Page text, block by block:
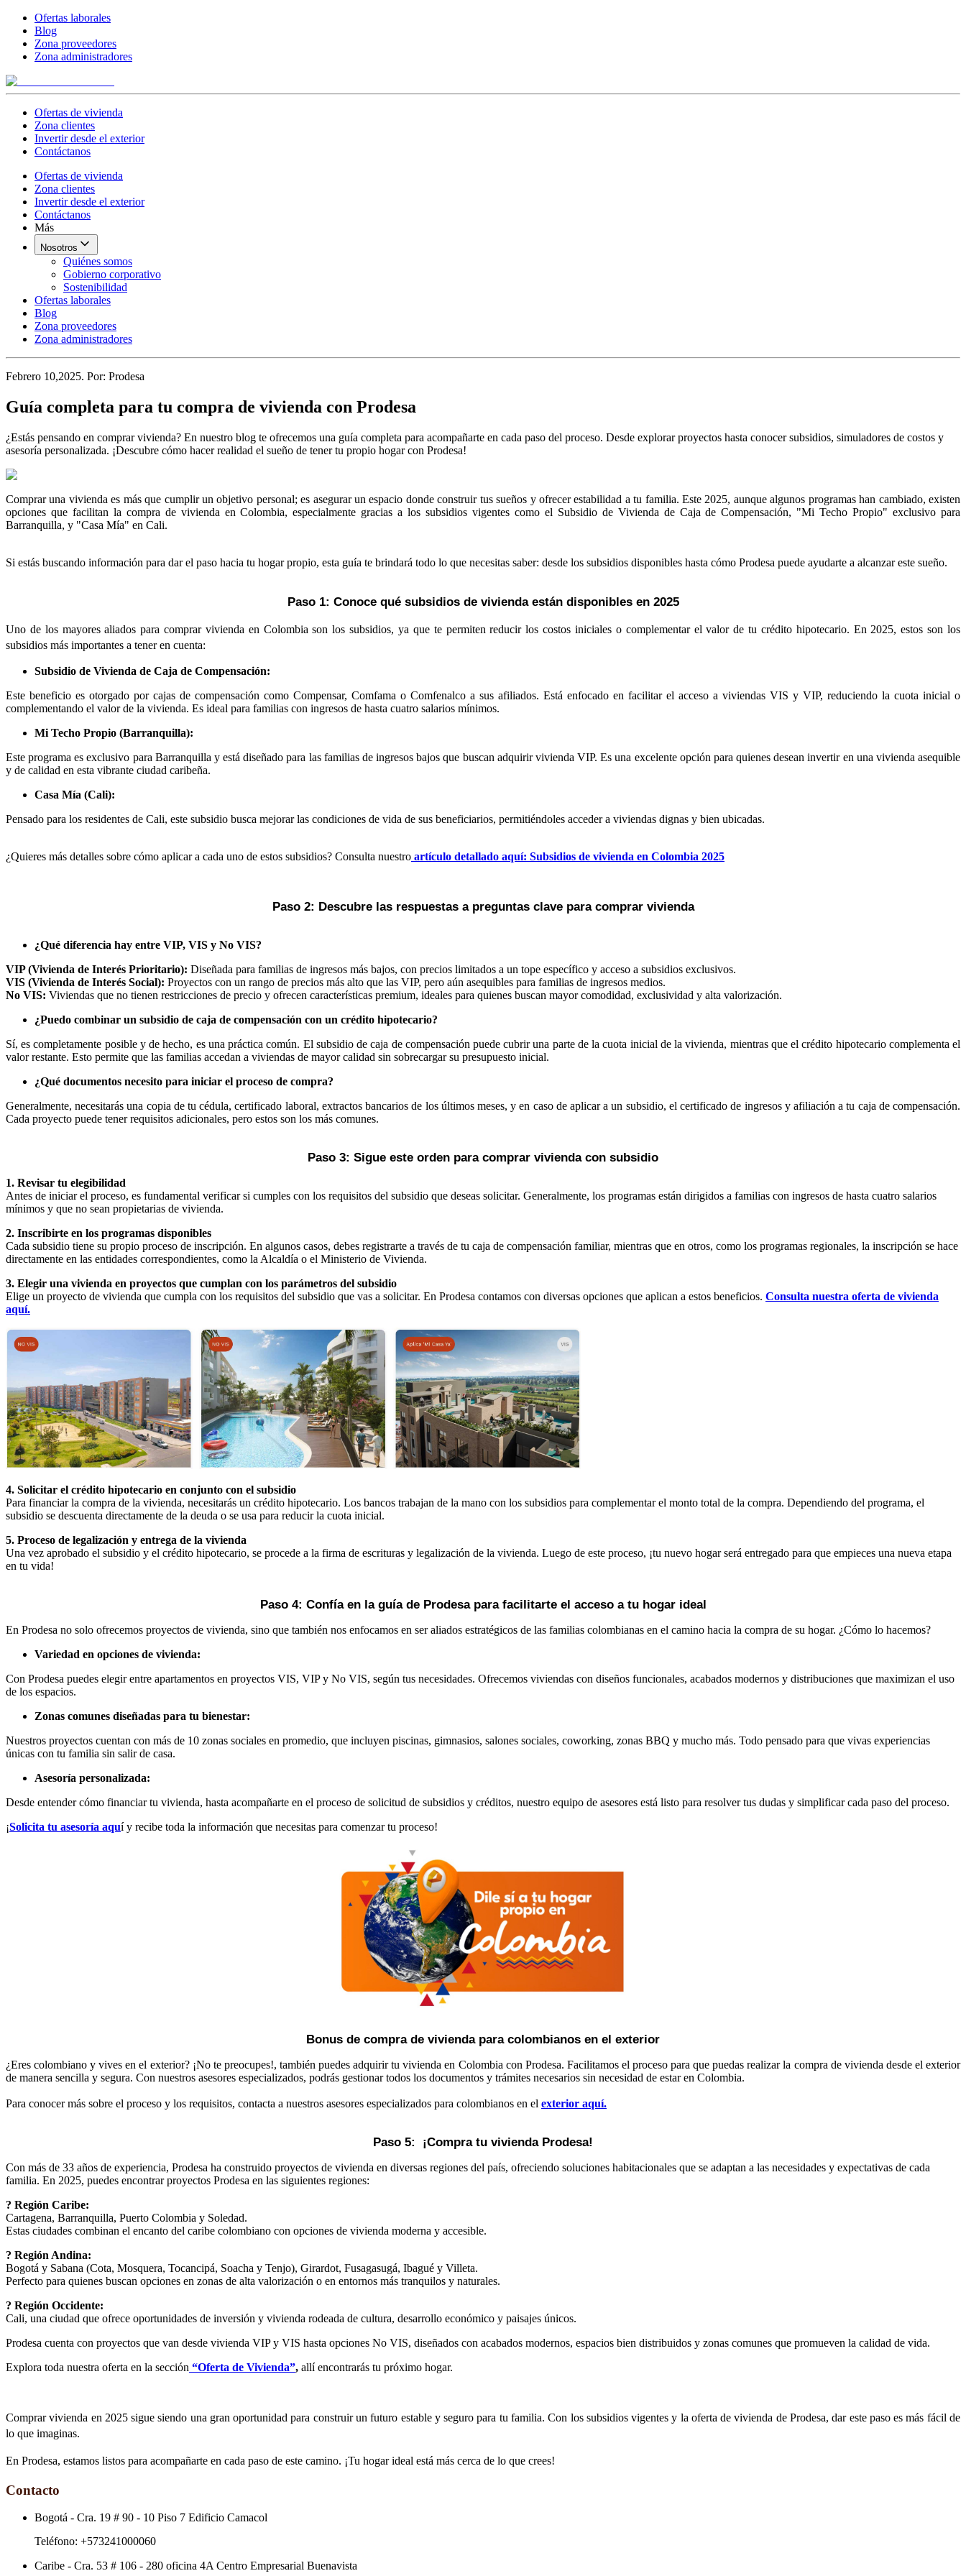
Ofertas laborales
Blog
Zona proveedores
Zona administradores
Ofertas de vivienda
Zona clientes
Invertir desde el exterior
Contáctanos
Ofertas de vivienda
Zona clientes
Invertir desde el exterior
Contáctanos
Más
Nosotros
Quiénes somos
Gobierno corporativo
Sostenibilidad
Ofertas laborales
Blog
Zona proveedores
Zona administradores
Febrero 10,2025. Por: Prodesa
Guía completa para tu compra de vivienda con Prodesa
¿Estás pensando en comprar vivienda? En nuestro blog te ofrecemos una guía completa para acompañarte en cada paso del proceso. Desde explorar proyectos hasta conocer subsidios, simuladores de costos y
asesoría personalizada. ¡Descubre cómo hacer realidad el sueño de tener tu propio hogar con Prodesa!
Comprar una vivienda es más que cumplir un objetivo personal; es asegurar un espacio donde construir tus sueños y ofrecer estabilidad a tu familia. Este 2025, aunque algunos programas han cambiado, existen
opciones que facilitan la compra de vivienda en Colombia, especialmente gracias a los subsidios vigentes como el Subsidio de Vivienda de Caja de Compensación, "Mi Techo Propio" exclusivo para
Barranquilla, y "Casa Mía" en Cali.
Si estás buscando información para dar el paso hacia tu hogar propio, esta guía te brindará todo lo que necesitas saber: desde los subsidios disponibles hasta cómo Prodesa puede ayudarte a alcanzar este sueño.
Paso 1: Conoce qué subsidios de vivienda están disponibles en 2025
Uno de los mayores aliados para comprar vivienda en Colombia son los subsidios, ya que te permiten reducir los costos iniciales o complementar el valor de tu crédito hipotecario. En 2025, estos son los
subsidios más importantes a tener en cuenta:
Subsidio de Vivienda de Caja de Compensación:
Este beneficio es otorgado por cajas de compensación como Compensar, Comfama o Comfenalco a sus afiliados. Está enfocado en facilitar el acceso a viviendas VIS y VIP, reduciendo la cuota inicial o
complementando el valor de la vivienda. Es ideal para familias con ingresos de hasta cuatro salarios mínimos.
Mi Techo Propio (Barranquilla):
Este programa es exclusivo para Barranquilla y está diseñado para las familias de ingresos bajos que buscan adquirir vivienda VIP. Es una excelente opción para quienes desean invertir en una vivienda asequible
y de calidad en esta vibrante ciudad caribeña.
Casa Mía (Cali):
Pensado para los residentes de Cali, este subsidio busca mejorar las condiciones de vida de sus beneficiarios, permitiéndoles acceder a viviendas dignas y bien ubicadas.
¿Quieres más detalles sobre cómo aplicar a cada uno de estos subsidios? Consulta nuestro artículo detallado aquí: Subsidios de vivienda en Colombia 2025
Paso 2: Descubre las respuestas a preguntas clave para comprar vivienda
¿Qué diferencia hay entre VIP, VIS y No VIS?
VIP (Vivienda de Interés Prioritario): Diseñada para familias de ingresos más bajos, con precios limitados a un tope específico y acceso a subsidios exclusivos.
VIS (Vivienda de Interés Social): Proyectos con un rango de precios más alto que las VIP, pero aún asequibles para familias de ingresos medios.
No VIS: Viviendas que no tienen restricciones de precio y ofrecen características premium, ideales para quienes buscan mayor comodidad, exclusividad y alta valorización.
¿Puedo combinar un subsidio de caja de compensación con un crédito hipotecario?
Sí, es completamente posible y de hecho, es una práctica común. El subsidio de caja de compensación puede cubrir una parte de la cuota inicial de la vivienda, mientras que el crédito hipotecario complementa el
valor restante. Esto permite que las familias accedan a viviendas de mayor calidad sin sobrecargar su presupuesto inicial.
¿Qué documentos necesito para iniciar el proceso de compra?
Generalmente, necesitarás una copia de tu cédula, certificado laboral, extractos bancarios de los últimos meses, y en caso de aplicar a un subsidio, el certificado de ingresos y afiliación a tu caja de compensación.
Cada proyecto puede tener requisitos adicionales, pero estos son los más comunes.
Paso 3: Sigue este orden para comprar vivienda con subsidio
1. Revisar tu elegibilidad
Antes de iniciar el proceso, es fundamental verificar si cumples con los requisitos del subsidio que deseas solicitar. Generalmente, los programas están dirigidos a familias con ingresos de hasta cuatro salarios
mínimos y que no sean propietarias de vivienda.
2. Inscribirte en los programas disponibles
Cada subsidio tiene su propio proceso de inscripción. En algunos casos, debes registrarte a través de tu caja de compensación familiar, mientras que en otros, como los programas regionales, la inscripción se hace
directamente en las entidades correspondientes, como la Alcaldía o el Ministerio de Vivienda.
3. Elegir una vivienda en proyectos que cumplan con los parámetros del subsidio
Elige un proyecto de vivienda que cumpla con los requisitos del subsidio que vas a solicitar. En Prodesa contamos con diversas opciones que aplican a estos beneficios. Consulta nuestra oferta de vivienda
aquí.
4. Solicitar el crédito hipotecario en conjunto con el subsidio
Para financiar la compra de la vivienda, necesitarás un crédito hipotecario. Los bancos trabajan de la mano con los subsidios para complementar el monto total de la compra. Dependiendo del programa, el
subsidio se descuenta directamente de la deuda o se usa para reducir la cuota inicial.
5. Proceso de legalización y entrega de la vivienda
Una vez aprobado el subsidio y el crédito hipotecario, se procede a la firma de escrituras y legalización de la vivienda. Luego de este proceso, ¡tu nuevo hogar será entregado para que empieces una nueva etapa
en tu vida!
Paso 4: Confía en la guía de Prodesa para facilitarte el acceso a tu hogar ideal
En Prodesa no solo ofrecemos proyectos de vivienda, sino que también nos enfocamos en ser aliados estratégicos de las familias colombianas en el camino hacia la compra de su hogar. ¿Cómo lo hacemos?
Variedad en opciones de vivienda:
Con Prodesa puedes elegir entre apartamentos en proyectos VIS, VIP y No VIS, según tus necesidades. Ofrecemos viviendas con diseños funcionales, acabados modernos y distribuciones que maximizan el uso
de los espacios.
Zonas comunes diseñadas para tu bienestar:
Nuestros proyectos cuentan con más de 10 zonas sociales en promedio, que incluyen piscinas, gimnasios, salones sociales, coworking, zonas BBQ y mucho más. Todo pensado para que vivas experiencias
únicas con tu familia sin salir de casa.
Asesoría personalizada:
Desde entender cómo financiar tu vivienda, hasta acompañarte en el proceso de solicitud de subsidios y créditos, nuestro equipo de asesores está listo para resolver tus dudas y simplificar cada paso del proceso.
¡Solicita tu asesoría aquí y recibe toda la información que necesitas para comenzar tu proceso!
Bonus de compra de vivienda para colombianos en el exterior
¿Eres colombiano y vives en el exterior? ¡No te preocupes!, también puedes adquirir tu vivienda en Colombia con Prodesa. Facilitamos el proceso para que puedas realizar la compra de vivienda desde el exterior
de manera sencilla y segura. Con nuestros asesores especializados, podrás gestionar todos los documentos y trámites necesarios sin necesidad de estar en Colombia.
Para conocer más sobre el proceso y los requisitos, contacta a nuestros asesores especializados para colombianos en el exterior aquí.
Paso 5:  ¡Compra tu vivienda Prodesa!
Con más de 33 años de experiencia, Prodesa ha construido proyectos de vivienda en diversas regiones del país, ofreciendo soluciones habitacionales que se adaptan a las necesidades y expectativas de cada
familia. En 2025, puedes encontrar proyectos Prodesa en las siguientes regiones:
? Región Caribe:
Cartagena, Barranquilla, Puerto Colombia y Soledad.
Estas ciudades combinan el encanto del caribe colombiano con opciones de vivienda moderna y accesible.
? Región Andina:
Bogotá y Sabana (Cota, Mosquera, Tocancipá, Soacha y Tenjo), Girardot, Fusagasugá, Ibagué y Villeta.
Perfecto para quienes buscan opciones en zonas de alta valorización o en entornos más tranquilos y naturales.
? Región Occidente:
Cali, una ciudad que ofrece oportunidades de inversión y vivienda rodeada de cultura, desarrollo económico y paisajes únicos.
Prodesa cuenta con proyectos que van desde vivienda VIP y VIS hasta opciones No VIS, diseñados con acabados modernos, espacios bien distribuidos y zonas comunes que promueven la calidad de vida.
Explora toda nuestra oferta en la sección “Oferta de Vivienda”, allí encontrarás tu próximo hogar.
Comprar vivienda en 2025 sigue siendo una gran oportunidad para construir un futuro estable y seguro para tu familia. Con los subsidios vigentes y la oferta de vivienda de Prodesa, dar este paso es más fácil de
lo que imaginas.
En Prodesa, estamos listos para acompañarte en cada paso de este camino. ¡Tu hogar ideal está más cerca de lo que crees!
Contacto
Bogotá - Cra. 19 # 90 - 10 Piso 7 Edificio Camacol
Teléfono: +573241000060
Caribe - Cra. 53 # 106 - 280 oficina 4A Centro Empresarial Buenavista